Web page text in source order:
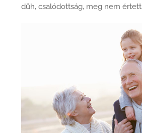
düh, csalódottság, meg nem